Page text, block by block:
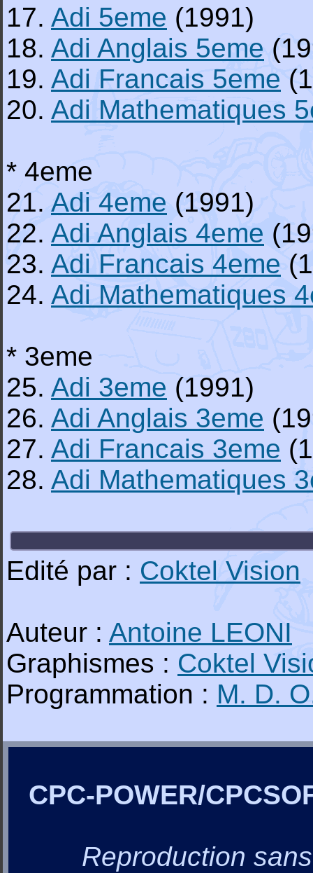
17. Adi 5eme (1991)
18. Adi Anglais 5eme
19. Adi Francais 5eme
20. Adi Mathematiques
* 4eme
21. Adi 4eme (1991)
22. Adi Anglais 4eme
23. Adi Francais 4eme
24. Adi Mathematiques
* 3eme
25. Adi 3eme (1991)
26. Adi Anglais 3eme
27. Adi Francais 3eme
28. Adi Mathematiques
Edité par : Coktel Vision
Auteur : Antoine LEONI
Graphismes : Coktel
Programmation : M. D.
CPC-POWER/
Reproduction